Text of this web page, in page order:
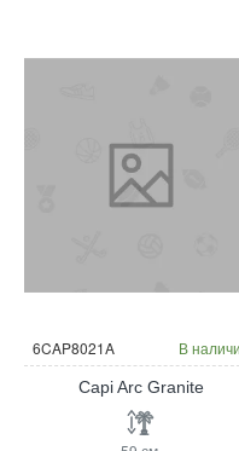
6CAP8021A В
Capi Arc Granite